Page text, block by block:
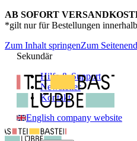
AB SOFORT
*gilt nur für Bestellungen
Zum Inhalt springenZum
Sekundär
Hilfe & Support
Newsletter
Kontakt
English company website